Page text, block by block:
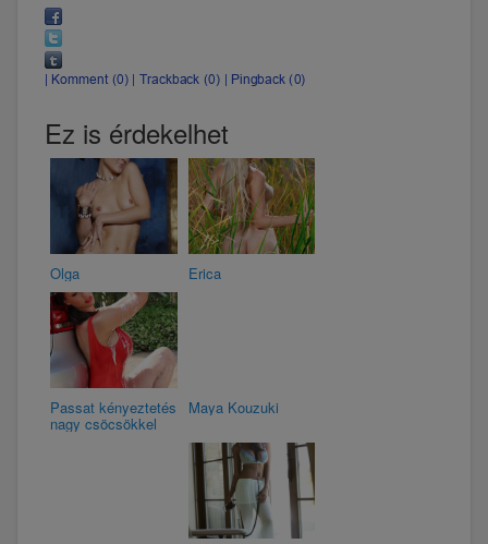
Ez is érdekelhet
Olga Erica
Passat kényeztetés
nagy csöcsökkel
Maya Kouzuki